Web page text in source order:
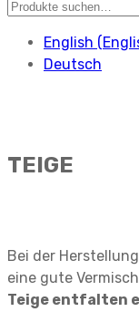
English (
Deutsch
TEIGE
Bei der
eine gute
Teige entfalten